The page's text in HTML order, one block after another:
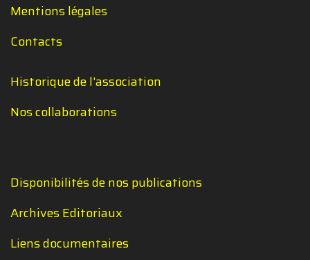
Mentions légales
Contacts
Historique de l'association
Nos collaborations
Disponibilités de nos publications
Archives Editoriaux
Liens documentaires